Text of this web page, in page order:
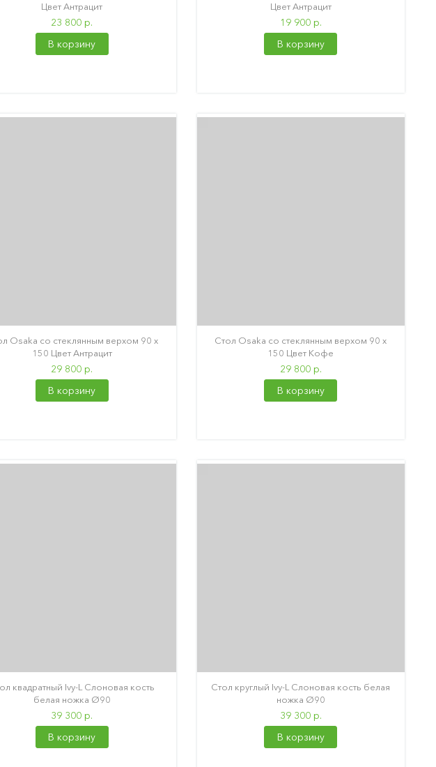
Цвет Антрацит
23 800 р.
В корзину
Цвет Антрацит
19 900 р.
В корзину
Osaka со стеклянным верхом 90 х
150 Цвет Антрацит
29 800 р.
В корзину
Стол Osaka со стеклянным верхом 90 х
150 Цвет Кофе
29 800 р.
В корзину
квадратный Ivy-L Слоновая кость
белая ножка Ø90
39 300 р.
В корзину
Стол круглый Ivy-L Слоновая кость белая
ножка Ø90
39 300 р.
В корзину